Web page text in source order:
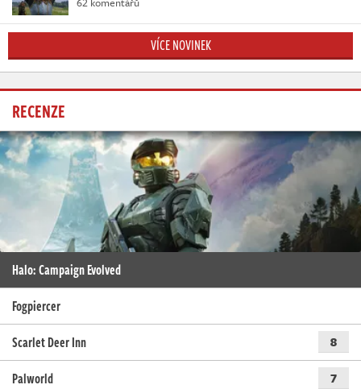
VÍCE NOVINEK
RECENZE
Halo: Campaign Evolved
Fogpiercer
Scarlet Deer Inn
8
Palworld 7